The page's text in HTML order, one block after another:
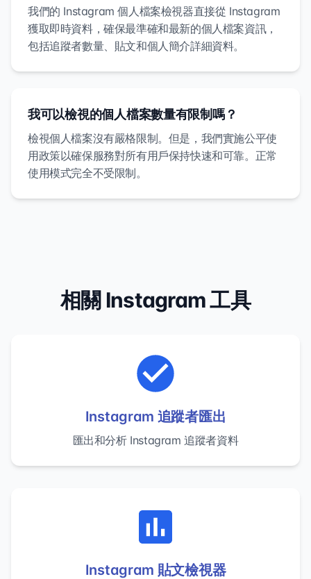
我們的 Instagram 個人檔案檢視器直接從 Instagram
獲取即時資料，確保最準確和最新的個人檔案資訊，
包括追蹤者數量、貼文和個人簡介詳細資料。
我可以檢視的個人檔案數量有限制嗎？
檢視個人檔案沒有嚴格限制。但是，我們實施公平使
用政策以確保服務對所有用戶保持快速和可靠。正常
使用模式完全不受限制。
相關 Instagram 工具
Instagram 追蹤者匯出
匯出和分析 Instagram 追蹤者資料
Instagram 貼文檢視器